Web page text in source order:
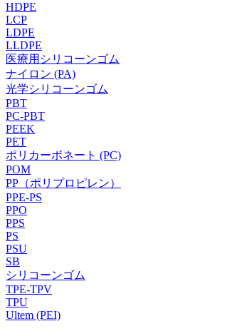
HDPE
LCP
LDPE
LLDPE
医療用シリコーンゴム
ナイロン (PA)
光学シリコーンゴム
PBT
PC-PBT
PEEK
PET
ポリカーボネート (PC)
POM
PP（ポリプロピレン）
PPE-PS
PPO
PPS
PS
PSU
SB
シリコーンゴム
TPE-TPV
TPU
Ultem (PEI)